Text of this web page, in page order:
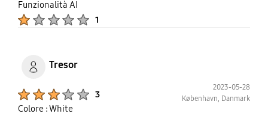
Funzionalità AI
1
Tresor
3
2023-05-28
København, Danmark
Colore : White